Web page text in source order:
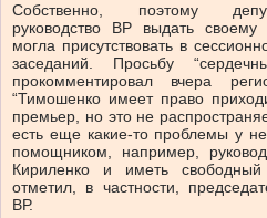
Собственно, поэтому
руководство ВР выдать
могла присутствовать в
заседаний. Просьбу
прокомментировал вчера
“Тимошенко имеет право
премьер, но это не
есть еще какие-то проблемы у
помощником, например,
Кириленко и иметь
отметил, в частности,
ВР.